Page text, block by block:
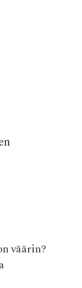
väärin?